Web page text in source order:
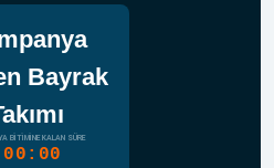
Bayrak
BITIMINE KALAN SÜRE